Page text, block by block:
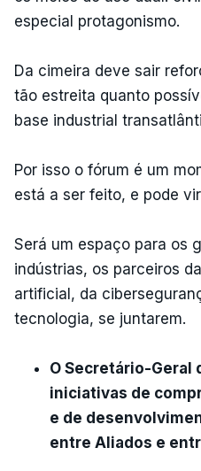
especial protagonismo.
Da cimeira deve sair
tão estreita quanto
base industrial
Por isso o fórum é um
está a ser feito, e pode
Será um espaço para os
indústrias, os parceiros
artificial, da
tecnologia, se juntarem.
O Secretário-Geral
iniciativas de
e de
entre Aliados e